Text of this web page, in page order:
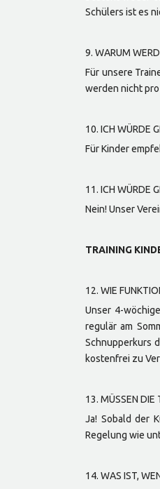
Schülers ist es
9. WARUM
Für unsere
werden nicht
10. ICH WÜRDE
Für Kinder
11. ICH WÜRDE
Nein! Unser
TRAINING
12. WIE
Unser 4-
regulär am
Schnupperkurs
kostenfrei zu
13. MÜSSEN DIE
Ja! Sobald der
Regelung wie
14. WAS IST,